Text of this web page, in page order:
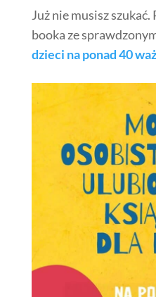
Już nie musisz
booka ze
dzieci na ponad 40